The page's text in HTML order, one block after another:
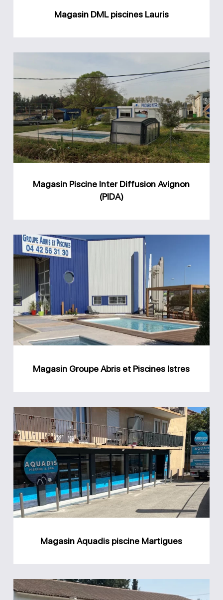
Magasin DML piscines Lauris
Piscine
Inter
Diffusion
Avignon
(PIDA)
Magasin Piscine Inter Diffusion Avignon
(PIDA)
Magasin
Groupe
Piscines
Istres
Magasin Groupe Abris et Piscines Istres
Magasin
Aquadis
piscine
Martigues
Magasin Aquadis piscine Martigues
Magasin